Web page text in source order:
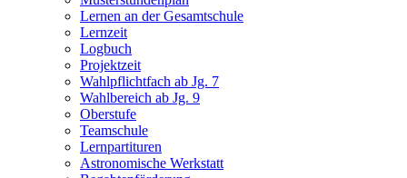
Lernen an der Gesamtschule
Lernzeit
Logbuch
Projektzeit
Wahlpflichtfach ab Jg. 7
Wahlbereich ab Jg. 9
Oberstufe
Teamschule
Lernpartituren
Astronomische Werkstatt